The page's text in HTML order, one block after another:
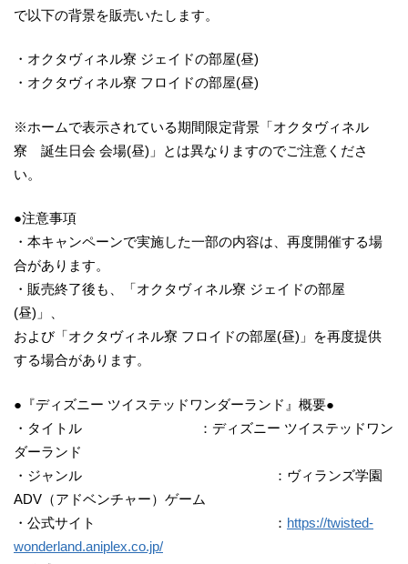
で以下の背景を販売いたします。
・オクタヴィネル寮 ジェイドの部屋(昼)
・オクタヴィネル寮 フロイドの部屋(昼)
※ホームで表示されている期間限定背景「オクタヴィネル
寮 誕生日会 会場(昼)」とは異なりますのでご注意くださ
い。
●注意事項
・本キャンペーンで実施した一部の内容は、再度開催する場
合があります。
・販売終了後も、「オクタヴィネル寮 ジェイドの部屋
(昼)」、
および「オクタヴィネル寮 フロイドの部屋(昼)」を再度提供
する場合があります。
●『ディズニー ツイステッドワンダーランド』概要●
・タイトル ：ディズニー ツイステッドワン
ダーランド
・ジャンル ：ヴィランズ学園
ADV（アドベンチャー）ゲーム
・公式サイト ： https://twisted-
wonderland.aniplex.co.jp/